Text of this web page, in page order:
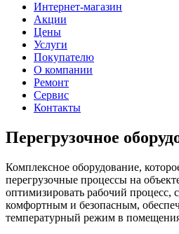
Интернет-магазин
Акции
Цены
Услуги
Покупателю
О компании
Ремонт
Сервис
Контакты
Перегрузочное
Комплексное оборудование,
перегрузочные процессы на
оптимизировать рабочий процесс,
комфортным и безопасным,
температурный режим в